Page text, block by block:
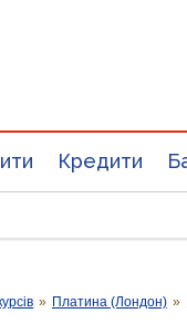
Кредити
» Платина (Лондон) »